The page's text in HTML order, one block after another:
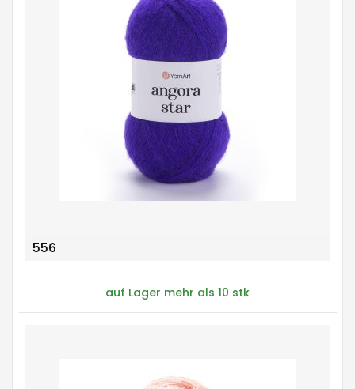
556
auf Lager mehr als 10 stk